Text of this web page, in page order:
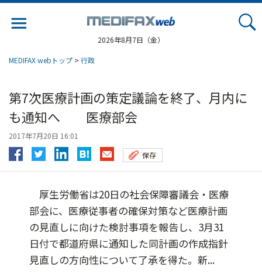
2026年8月7日（金）
MEDIFAX webトップ > 行政
第7次医療計画の策定議論を終了、月内に
も通知へ 医療部会
2017年7月20日 16:01
保存
厚生労働省は20日の社会保障審議会・医療
部会に、医療従事者の確保対策など医療計画
の見直しに向けた検討事項を報告し、3月31
日付で都道府県に通知した同計画の作成指針
見直しの方向性について了承を得た。新...